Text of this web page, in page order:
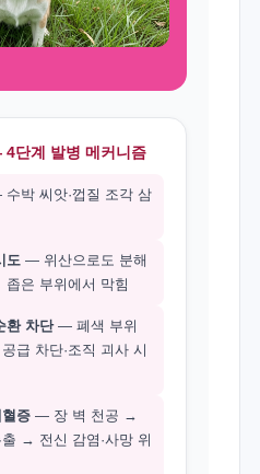
단계 발병 메커니즘
박 씨앗·껍질 조각 삼
도— 위산으로도 분해
은 부위에서 막힘
환 차단— 폐색 부위
급 차단·조직 괴사 시
혈증— 장 벽 천공 →
→ 전신 감염·사망 위